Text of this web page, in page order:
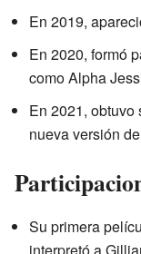
En 2019,
En 2020, formó
como Alpha
En 2021,
nueva versión de
Su primera
interpretó a